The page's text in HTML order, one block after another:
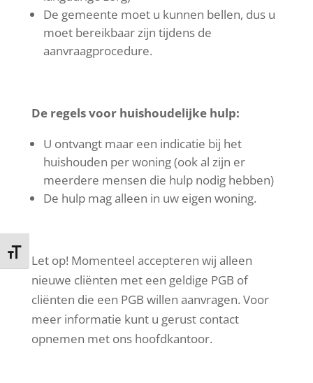
Kies grootte van het lettertype
De gemeente moet u kunnen bellen, dus u
moet bereikbaar zijn tijdens de
aanvraagprocedure.
De regels voor huishoudelijke hulp:
U ontvangt maar een indicatie bij het
huishouden per woning (ook al zijn er
meerdere mensen die hulp nodig hebben)
De hulp mag alleen in uw eigen woning.
Let op! Momenteel accepteren wij alleen
nieuwe cliënten met een geldige PGB of
cliënten die een PGB willen aanvragen. Voor
meer informatie kunt u gerust contact
opnemen met ons hoofdkantoor.